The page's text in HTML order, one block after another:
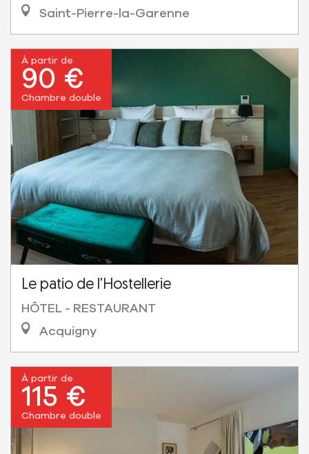
Saint-Pierre-la-Garenne
À partir de
90 €
Chambre double
Le patio de l'Hostellerie
HÔTEL - RESTAURANT
Acquigny
À partir de
115 €
Chambre double